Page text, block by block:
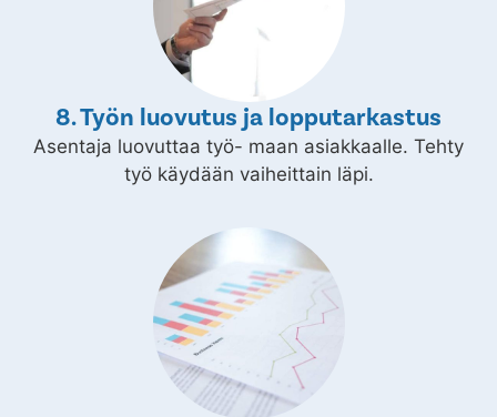
8. Työn luovutus ja lopputarkastus
Asentaja luovuttaa työ- maan asiakkaalle. Tehty
työ käydään vaiheittain läpi.